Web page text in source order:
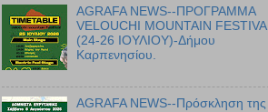
AGRAFA NEWS--ΠΡΟΓΡΑΜΜΑ
VELOUCHI MOUNTAIN FESTIVAL
(24-26 ΙΟΥΛΙΟΥ)-Δήμου
Καρπενησίου.
AGRAFA NEWS--Πρόσκληση της